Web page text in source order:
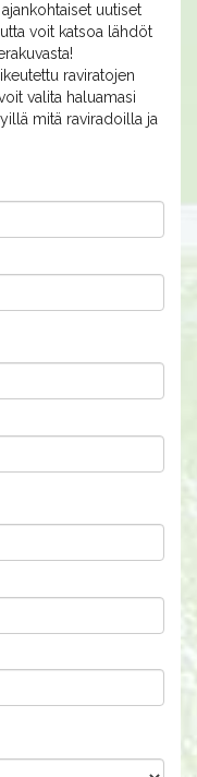
uutiset
voit katsoa lähdöt
raviratojen
valita haluamasi
mitä raviradoilla ja